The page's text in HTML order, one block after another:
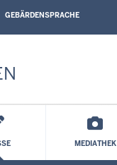
GEBÄRDENSPRACHE
MEDIATHEK